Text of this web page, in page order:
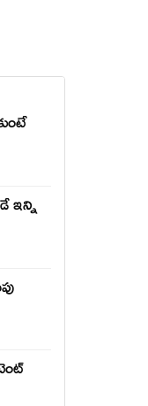
ఇన్ని